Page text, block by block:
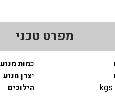
מפרט טכני
כמות
יצרן מנוע
הילוכים